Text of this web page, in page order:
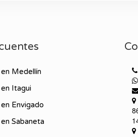
Medellín
Itagui
Envigado
Sabaneta